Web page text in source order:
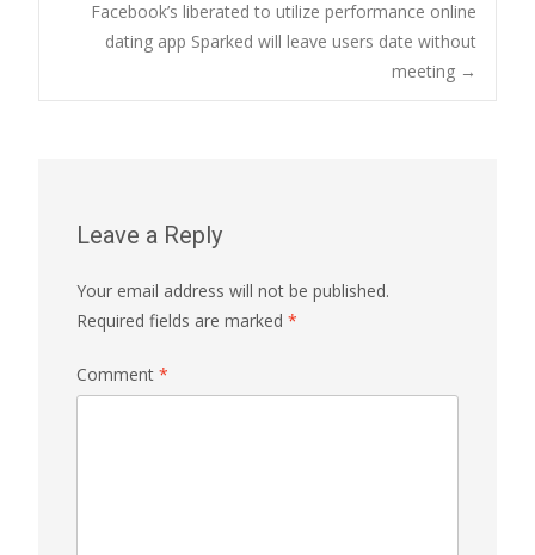
Facebook’s liberated to utilize performance online
dating app Sparked will leave users date without
meeting →
Leave a Reply
Your email address will not be published.
Required fields are marked *
Comment *